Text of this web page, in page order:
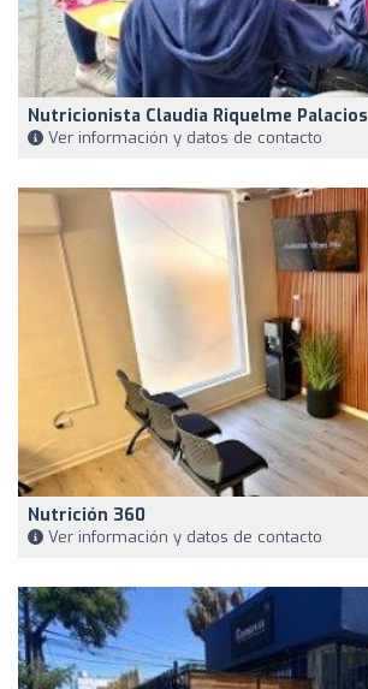
Nutricionista Claudia Riquelme Palacios
Ver información y datos de contacto
Nutrición 360
Ver información y datos de contacto